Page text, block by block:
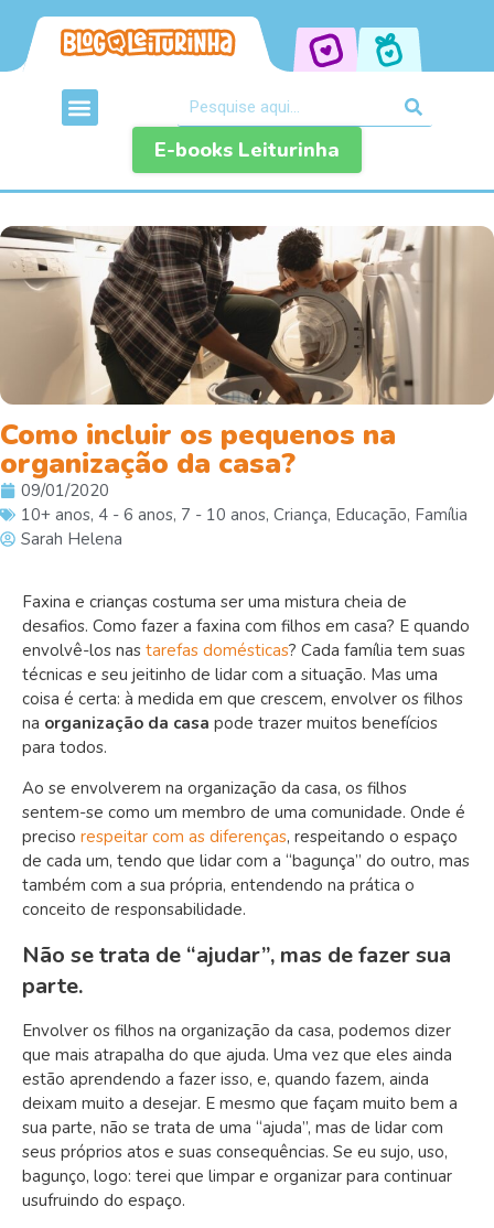
E-books Leiturinha
Como incluir os pequenos na
organização da casa?
09/01/2020
10+ anos, 4 - 6 anos, 7 - 10 anos, Criança, Educação, Família
Sarah Helena
Faxina e crianças costuma ser uma mistura cheia de
desafios. Como fazer a faxina com filhos em casa? E quando
envolvê-los nas tarefas domésticas? Cada família tem suas
técnicas e seu jeitinho de lidar com a situação. Mas uma
coisa é certa: à medida em que crescem, envolver os filhos
na organização da casa pode trazer muitos benefícios
para todos.
Ao se envolverem na organização da casa, os filhos
sentem-se como um membro de uma comunidade. Onde é
preciso respeitar com as diferenças, respeitando o espaço
de cada um, tendo que lidar com a “bagunça” do outro, mas
também com a sua própria, entendendo na prática o
conceito de responsabilidade.
Não se trata de “ajudar”, mas de fazer sua
parte.
Envolver os filhos na organização da casa, podemos dizer
que mais atrapalha do que ajuda. Uma vez que eles ainda
estão aprendendo a fazer isso, e, quando fazem, ainda
deixam muito a desejar. E mesmo que façam muito bem a
sua parte, não se trata de uma “ajuda”, mas de lidar com
seus próprios atos e suas consequências. Se eu sujo, uso,
bagunço, logo: terei que limpar e organizar para continuar
usufruindo do espaço.